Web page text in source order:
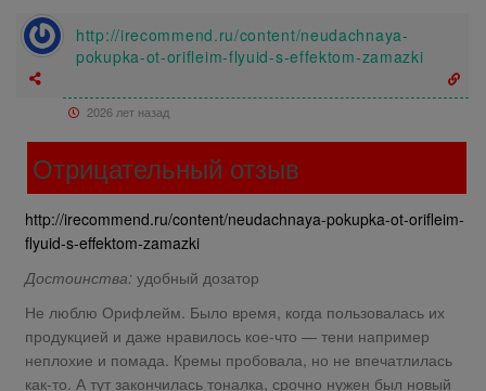
http://irecommend.ru/content/neudachnaya-
pokupka-ot-orifleim-flyuid-s-effektom-zamazki
2026 лет назад
Отрицательный отзыв
http://irecommend.ru/content/neudachnaya-pokupka-ot-orifleim-
flyuid-s-effektom-zamazki
Достоинства: удобный дозатор
Не люблю Орифлейм. Было время, когда пользовалась их
продукцией и даже нравилось кое-что — тени например
неплохие и помада. Кремы пробовала, но не впечатлилась
как-то. А тут закончилась тоналка, срочно нужен был новый